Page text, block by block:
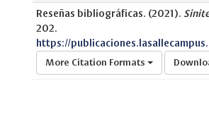
Reseñas bibliográficas. (2021).
202.
https://
More Citation Formats